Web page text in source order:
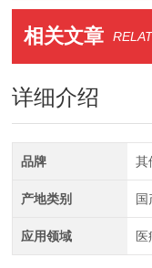
相关文章
详细介绍
品牌 其
产地类别 国
应用领域